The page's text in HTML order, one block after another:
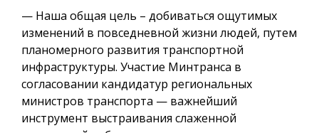
— Наша общая цель – добиваться ощутимых
изменений в повседневной жизни людей, путем
планомерного развития транспортной
инфраструктуры. Участие Минтранса в
согласовании кандидатур региональных
министров транспорта — важнейший
инструмент выстраивания слаженной